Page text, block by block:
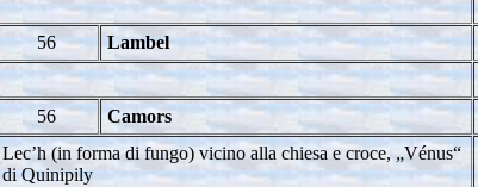
56 Lambel
56 Camors
Lec’h (in forma di fungo) vicino alla chiesa e croce, „Vénus“
di Quinipily